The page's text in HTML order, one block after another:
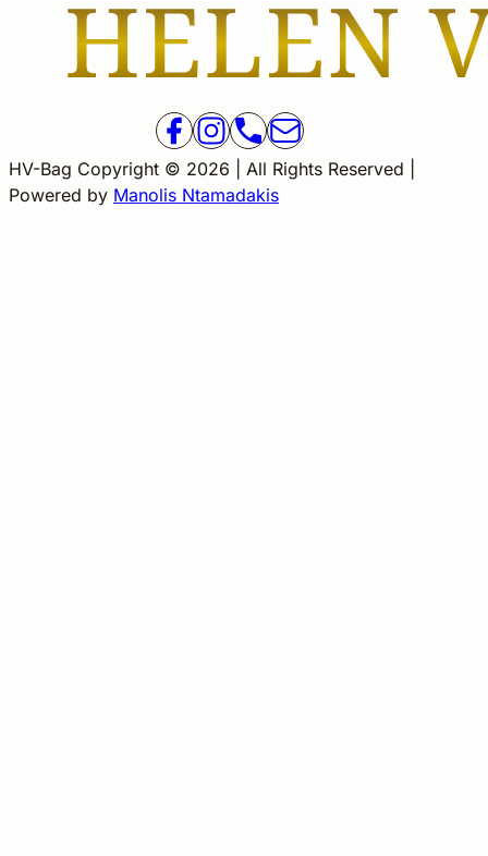
HV-Bag Copyright © 2026 | All Rights Reserved |
Powered by Manolis Ntamadakis